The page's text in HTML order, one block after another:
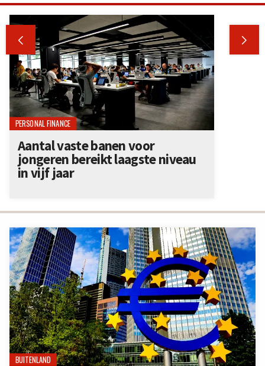
BUITENLAND
 
PERSONAL FINANCE
Aantal vaste banen voor
jongeren bereikt laagste niveau
in vijf jaar